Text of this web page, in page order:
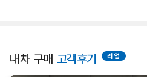
내차 구매 고객후기